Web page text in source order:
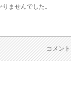
ませんでした。
コメン